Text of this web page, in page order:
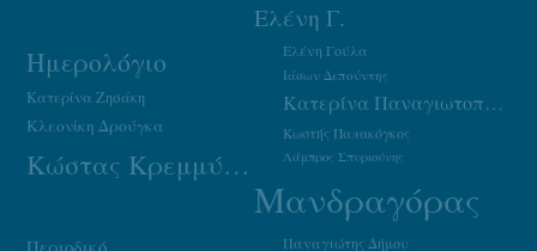
Ελένη Γ.
Ελένη Γούλα
Ημερολόγιο Ιάσων Δεπούντης
Κατερίνα Ζησάκη Κατερίνα Παναγιωτοπούλου
Κλεονίκη Δρούγκα Κωστής Παπακόγκος
Κώστας Κρεμμύδας Λάμπρος Σπυριούνης
Μανδραγόρας
Παναγιώτης Δήμου